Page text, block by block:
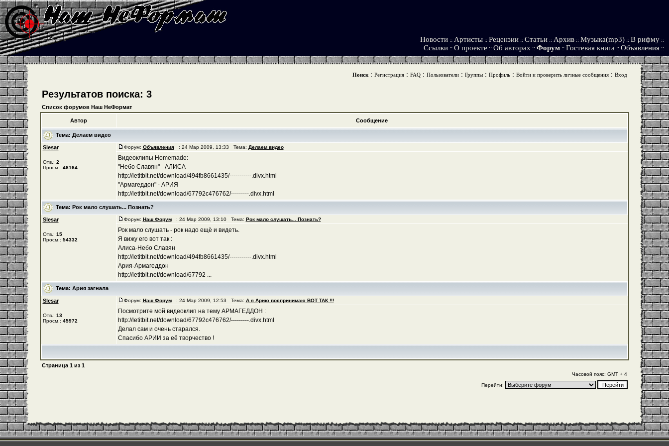
Новости :: Артисты :: Рецензии :: Статьи :: Архив :: Музыка(mp3) :: В рифму ::
Ссылки :: О проекте :: Об авторах :: Форум :: Гостевая книга :: Объявления ::
Поиск: Регистрация: FAQ: Пользователи: Группы: Профиль: Войти и проверить личные сообщения: Вход
Результатов поиска: 3
Список форумов Наш НеФормат
Автор Сообщение
Тема: Делаем видео
Slesar
Отв.: 2
Просм.: 46164
Форум: Объявления: 24 Мар 2009, 13:33 Тема: Делаем видео
Видеоклипы Homemade:
"Небо Славян" - АЛИСА
http://letitbit.net/download/494fb8661435/-----------.divx.html
"Армагеддон" - АРИЯ
http://letitbit.net/download/67792c476762/---------.divx.html
Тема: Рок мало слушать... Познать?
Slesar
Отв.: 15
Просм.: 54332
Форум: Наш Форум: 24 Мар 2009, 13:10 Тема: Рок мало слушать... Познать?
Рок мало слушать - рок надо ещё и видеть.
Я вижу его вот так :
Алиса-Небо Славян
http://letitbit.net/download/494fb8661435/-----------.divx.html
Ария-Армагеддон
http://letitbit.net/download/67792 ...
Тема: Ария загнала
Slesar
Отв.: 13
Просм.: 45972
Форум: Наш Форум: 24 Мар 2009, 12:53 Тема: А я Арию воспринимаю ВОТ ТАК !!!
Посмотрите мой видеоклип на тему АРМАГЕДДОН :
http://letitbit.net/download/67792c476762/---------.divx.html
Делал сам и очень старался.
Спасибо АРИИ за её творчество !
Страница 1из 1
Часовой пояс: GMT + 4
Перейти: